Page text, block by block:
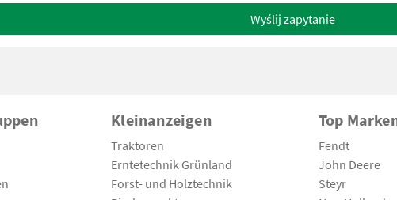
Wyślij zapytanie
Kleinanzeigen
Traktoren
Erntetechnik Grünland
Forst- und Holztechnik
Top
Fendt
John Deere
Steyr